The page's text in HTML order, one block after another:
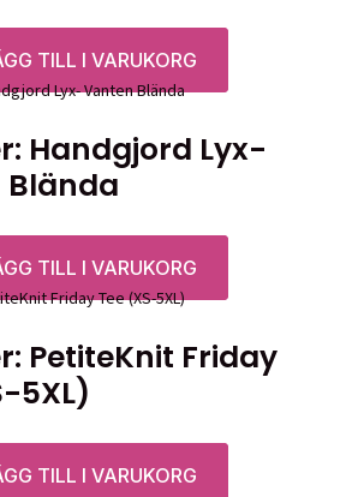
TILL I VARUKORG
Handgjord Lyx-
TILL I VARUKORG
PetiteKnit Friday
5XL)
TILL I VARUKORG